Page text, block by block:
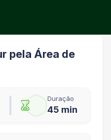
pela Área de
Duração
45 min